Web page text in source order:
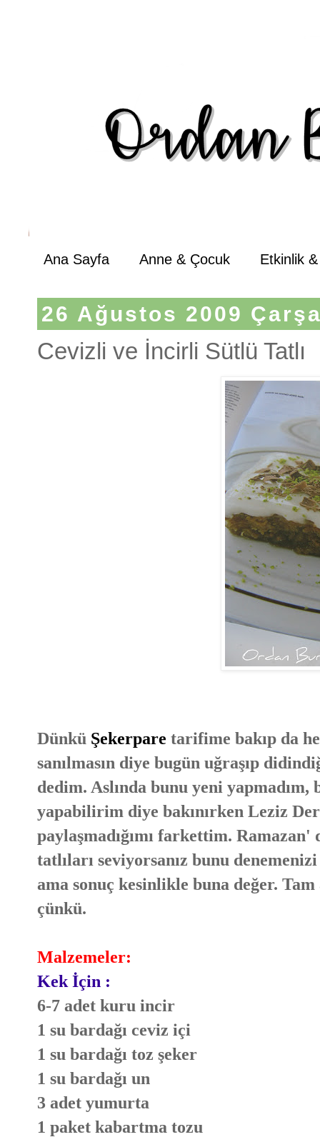
Ana Sayfa Anne & Çocuk Etkinlik
26 Ağustos 2009
Cevizli ve İncirli Sütlü Tatlı
Dünkü Şekerpare tarifime bakıp da
sanılmasın diye bugün uğraşıp
dedim. Aslında bunu yeni
yapabilirim diye bakınırken Leziz
paylaşmadığımı farkettim.
tatlıları seviyorsanız bunu
ama sonuç kesinlikle buna değer.
çünkü.
Malzemeler:
Kek İçin :
6-7 adet kuru incir
1 su bardağı ceviz içi
1 su bardağı toz şeker
1 su bardağı un
3 adet yumurta
1 paket kabartma tozu